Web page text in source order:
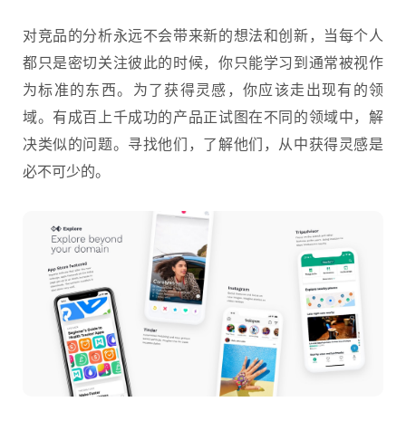
对竞品的分析永远不会带来新的想法和创新，当每个人
都只是密切关注彼此的时候，你只能学习到通常被视作
为标准的东西。为了获得灵感，你应该走出现有的领
域。有成百上千成功的产品正试图在不同的领域中，解
决类似的问题。寻找他们，了解他们，从中获得灵感是
必不可少的。